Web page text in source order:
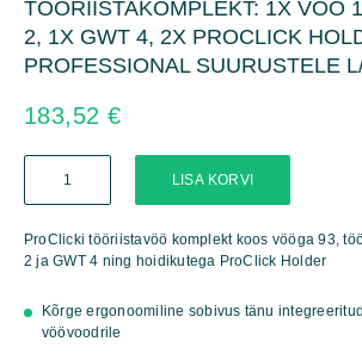
TÖÖRIISTAKOMPLEKT: 1X VÖÖ
2, 1X GWT 4, 2X PROCLICK
PROFESSIONAL SUURUSTELE
183,52 €
VÖÖ
1X
GWT
1X
GWT
LISA KORVI
ProClicki tööriistavöö komplekt koos vööga 93,
2 ja GWT 4 ning hoidikutega ProClick Holder
Kõrge ergonoomiline sobivus tänu
vöövoodrile